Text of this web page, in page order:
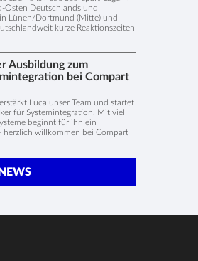
Osten Deutschlands und
Lünen/Dortmund (Mitte) und
kurze Reaktionszeiten
Ausbildung zum
bei Compart
Luca unser Team und startet
für Systemintegration. Mit viel
beginnt für ihn ein
herzlich willkommen bei Compart